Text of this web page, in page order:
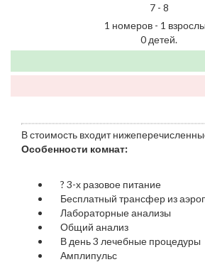
7 - 8
1 номеров - 1
0 детей.
В стоимость входит
Особенности комнат:
? 3-х разовое питание
Бесплатный трансфер из
Лабораторные анализы
Общий анализ
В день 3 лечебные процедуры
Амплипульс